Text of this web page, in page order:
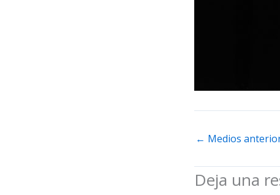
← Medios
Deja una